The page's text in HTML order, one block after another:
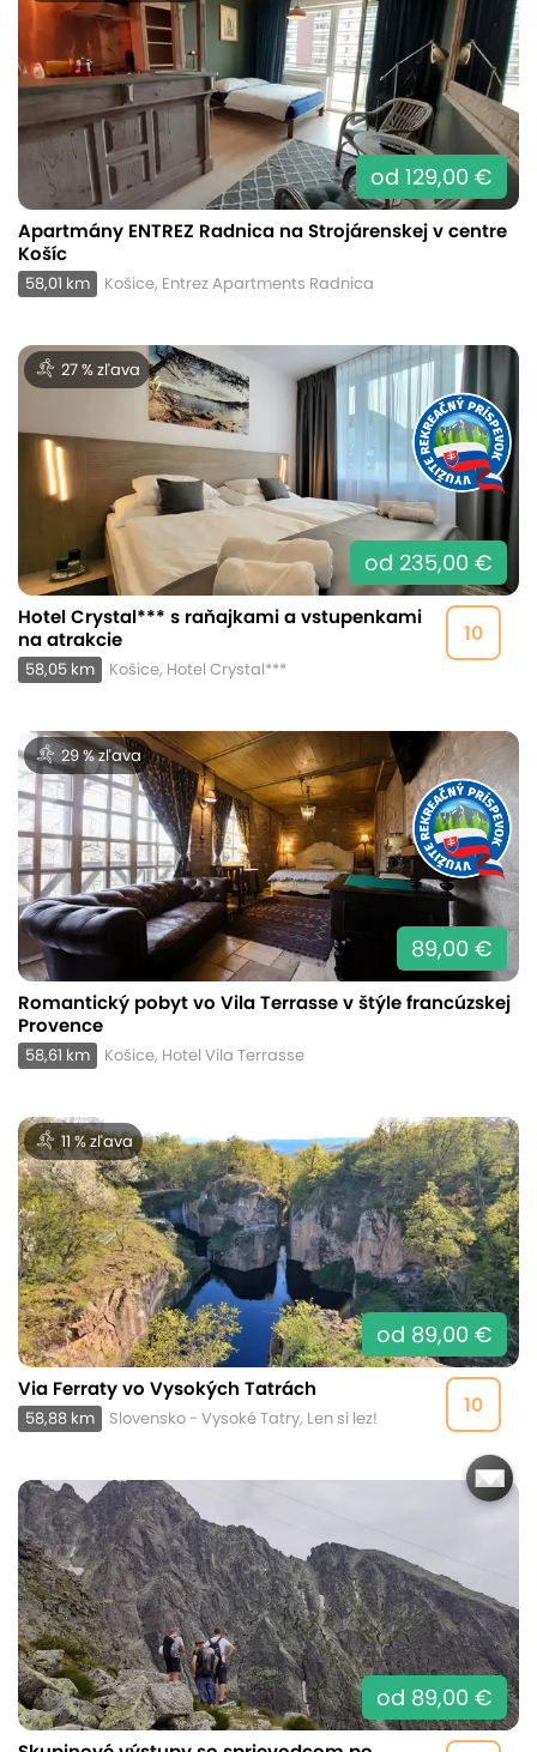
od 129,00 €
Apartmány ENTREZ Radnica na Strojárenskej v centre
Košíc
58,01 km Košice, Entrez Apartments Radnica
27 % zľava
od 235,00 €
10
Hotel Crystal*** s raňajkami a vstupenkami
na atrakcie
58,05 km Košice, Hotel Crystal***
29 % zľava
89,00 €
Romantický pobyt vo Vila Terrasse v štýle francúzskej
Provence
58,61 km Košice, Hotel Vila Terrasse
11 % zľava
od 89,00 €
10
Via Ferraty vo Vysokých Tatrách
58,88 km Slovensko - Vysoké Tatry, Len si lez!
od 89,00 €